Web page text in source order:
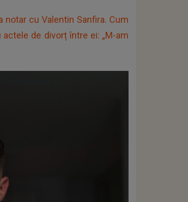
notar cu Valentin Sanfira. Cum
de divorț între ei: „M-am